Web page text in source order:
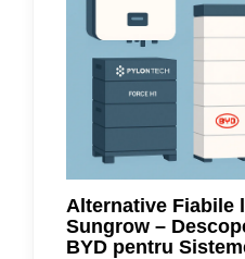
Alternative Fiabile
Sungrow –
BYD pentru